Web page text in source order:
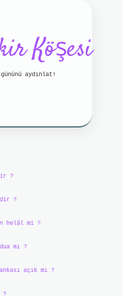
Köşesi
aydınlat!
?
?
helâl mi ?
mı ?
açık mı ?
?